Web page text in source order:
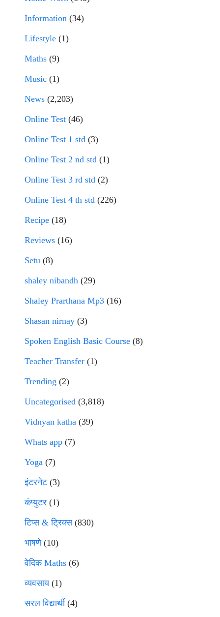
Information (34)
Lifestyle (1)
Maths (9)
Music (1)
News (2,203)
Online Test (46)
Online Test 1 std (3)
Online Test 2 nd std (1)
Online Test 3 rd std (2)
Online Test 4 th std (226)
Recipe (18)
Reviews (16)
Setu (8)
shaley nibandh (29)
Shaley Prarthana Mp3 (16)
Shasan nirnay (3)
Spoken English Basic Course (8)
Teacher Transfer (1)
Trending (2)
Uncategorised (3,818)
Vidnyan katha (39)
Whats app (7)
Yoga (7)
इंटरनेट(3)
कंप्युटर (1)
टिप्स & ट्रिक्स(830)
भाषणे(10)
वेदिक Maths (6)
व्यवसाय(1)
सरल विद्यार्थी(4)